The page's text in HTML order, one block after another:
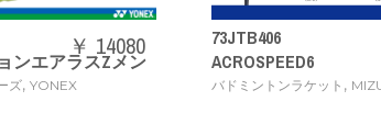
73JTB406
ACROSPEED6
バドミントンラケット
￥ 18480
ウエ
バドミ